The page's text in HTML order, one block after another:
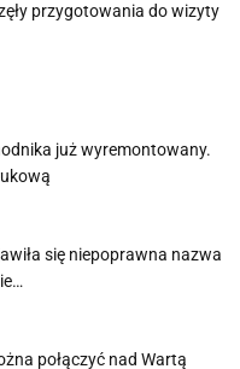
przygotowania do wizyty
już wyremontowany.
się niepoprawna nazwa
połączyć nad Wartą